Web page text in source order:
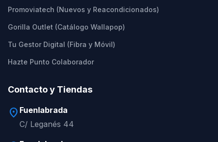
Promoviatech (Nuevos y Reacondicionados)
Gorilla Outlet (Catálogo Wallapop)
Tu Gestor Digital (Fibra y Móvil)
Hazte Punto Colaborador
Contacto y Tiendas
location_on Fuenlabrada
C/ Leganés 44